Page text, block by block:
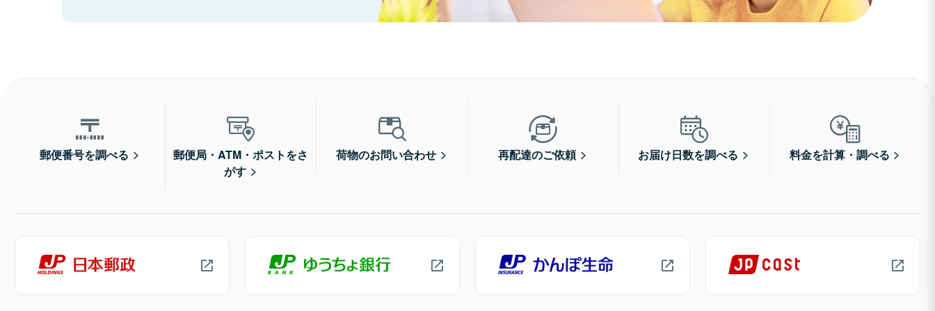
郵便番号を調べる
郵便局・ATM・ポストをさ
がす
荷物のお問い合わせ 再配達のご依頼 お届け日数を調べる 料金を計算・調べる